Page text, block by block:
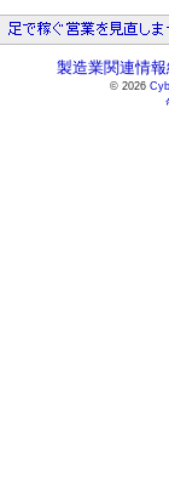
製造業関連情
© 2026